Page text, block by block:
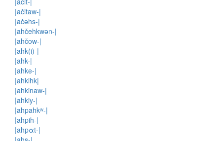
|ačitaw-|
|ačəhs-|
|ahčehkwən-|
|ahčow-|
|ahk(i)-|
|ahk-|
|ahke-|
|ahkihk|
|ahkinaw-|
|ahkiy-|
|ahpahkʷ-|
|ahpih-|
|ahpαt-|